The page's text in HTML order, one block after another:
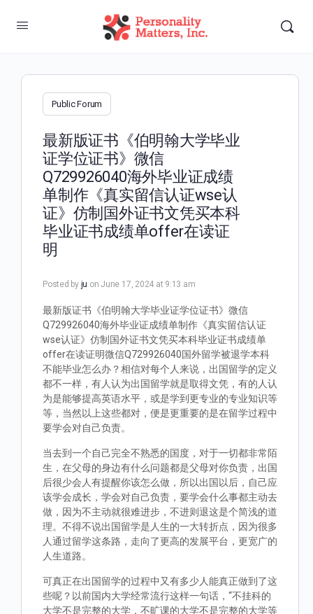
Public Forum
最新版证书《伯明翰大学毕业
证学位证书》微信
Q729926040海外毕业证成绩
单制作《真实留信认证wse认
证》仿制国外证书文凭买本科
毕业证书成绩单offer在读证
明
Posted by ju on June 17, 2024 at 9:13 am
最新版证书《伯明翰大学毕业证学位证书》微信
Q729926040海外毕业证成绩单制作《真实留信认证
wse认证》仿制国外证书文凭买本科毕业证书成绩单
offer在读证明微信Q729926040国外留学被退学本科
不能毕业怎么办？相信对每个人来说，出国留学的定义
都不一样，有人认为出国留学就是取得文凭，有的人认
为是能够提高英语水平，或是学到更专业的专业知识等
等，当然以上这些都对，便是更重要的是在留学过程中
要学会对自己负责。
当去到一个自己完全不熟悉的国度，对于一切都非常陌
生，在父母的身边有什么问题都是父母对你负责，出国
后很少会人有提醒你该怎么做，所以出国以后，自己应
该学会成长，学会对自己负责，要学会什么事都主动去
做，因为不主动就很难进步，不进则退这是个简浅的道
理。不得不说出国留学是人生的一大转折点，因为很多
人通过留学这条路，走向了更高的发展平台，更宽广的
人生道路。
可真正在出国留学的过程中又有多少人能真正做到了这
些呢？以前国内大学经常流行这样一句话，“不挂科的
大学不是完整的大学，不旷课的大学不是完整的大学等